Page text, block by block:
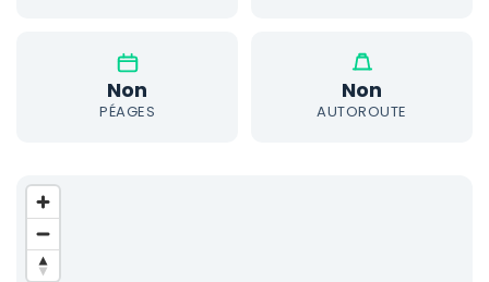
Non
PÉAGES
Non
AUTOROUTE